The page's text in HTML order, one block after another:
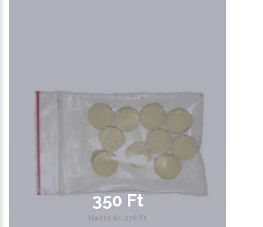
350 Ft
Nettó ár: 276 Ft